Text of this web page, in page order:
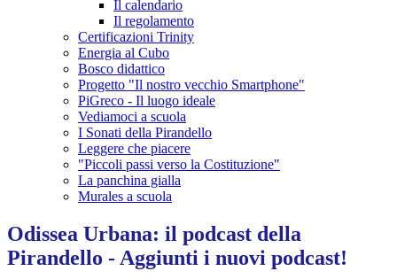
Il calendario
Il regolamento
Certificazioni Trinity
Energia al Cubo
Bosco didattico
Progetto "Il nostro vecchio Smartphone"
PiGreco - Il luogo ideale
Vediamoci a scuola
I Sonati della Pirandello
Leggere che piacere
"Piccoli passi verso la Costituzione"
La panchina gialla
Murales a scuola
Odissea Urbana: il podcast della
Pirandello - Aggiunti i nuovi podcast!